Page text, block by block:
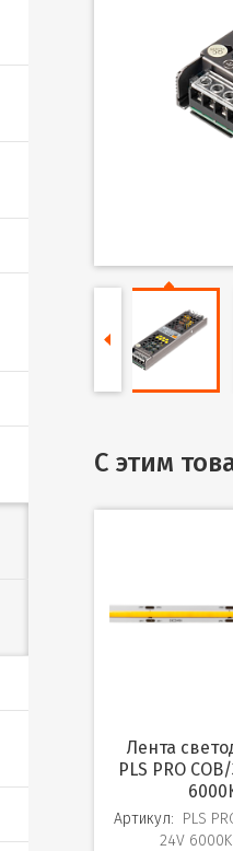
С этим
Лента светодиодная
PLS PRO
Артикул: PLS
24V